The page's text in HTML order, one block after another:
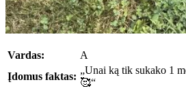
Vardas:
A
Įdomus faktas:
„Unai ką tik sukako 1
🥰“